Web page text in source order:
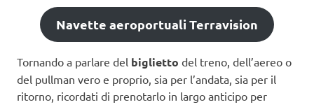
Navette aeroportuali Terravision
Tornando a parlare del biglietto del treno, dell’aereo o
del pullman vero e proprio, sia per l’andata, sia per il
ritorno, ricordati di prenotarlo in largo anticipo per